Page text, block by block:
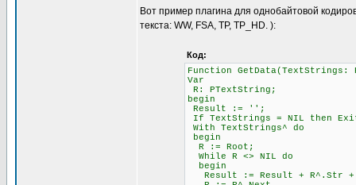
Вот пример плагина для однобайтовой
текста: WW, FSA, TP, TP_HD. ):
Код:
Function
Var
R: PTextString;
begin
Result := '';
If TextStrings = NIL then
With TextStrings^ do
begin
R := Root;
While R <> NIL do
begin
Result := Result + R^.Str +